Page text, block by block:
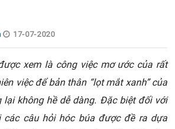
17-07-2020
xem là công việc mơ ước của rất
việc để bản thân “lọt mắt xanh” của
lại không hề dễ dàng. Đặc biệt đối với
các câu hỏi hóc búa được đề ra dựa